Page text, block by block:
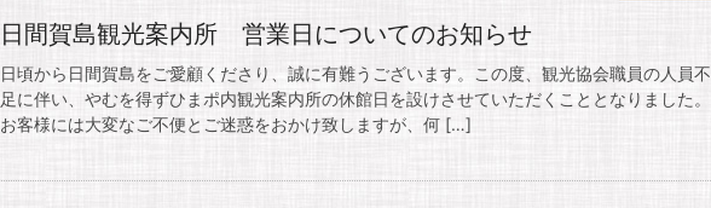
日間賀島観光案内所 営業日についてのお知らせ
日頃から日間賀島をご愛顧くださり、誠に有難うございます。この度、観光協会職員の人員不
足に伴い、やむを得ずひまポ内観光案内所の休館日を設けさせていただくこととなりました。
お客様には大変なご不便とご迷惑をおかけ致しますが、何 […]